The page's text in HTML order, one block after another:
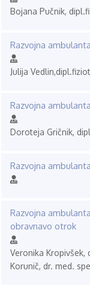
Bojana Pučnik,
Razvojna
Julija
Razvojna
Doroteja Gričnik,
Razvojna
Razvojna
obravnavo otrok
Veronika Kropivšek,
Korunič, dr. med.